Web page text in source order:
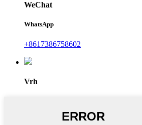
WeChat
WhatsApp
+8617386758602
Vrh